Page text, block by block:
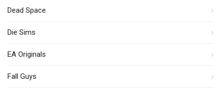
Dead Space
Die Sims
EA Originals
Fall Guys